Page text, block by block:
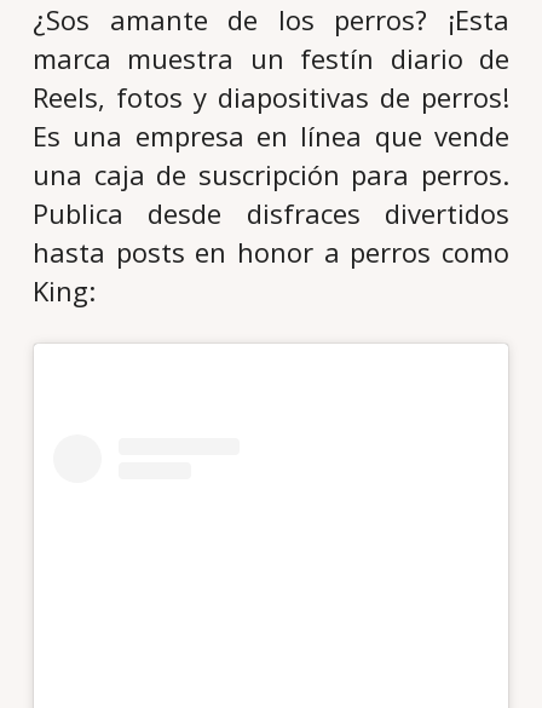
¿Sos amante de los perros? ¡Esta
marca muestra un festín diario de
Reels, fotos y diapositivas de perros!
Es una empresa en línea que vende
una caja de suscripción para perros.
Publica desde disfraces divertidos
hasta posts en honor a perros como
King: